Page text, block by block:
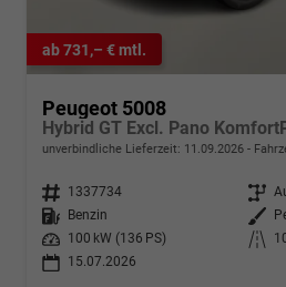
ab 731,– € mtl.
Peugeot 5008
Hybrid GT Excl. Pano
unverbindliche Lieferzeit: 11.09.2026
Fahrzeugnr. 1337734 Getriebe
Kraftstoff
Benzin Außenfarbe
Leistung
100 kW (136 PS) Kilometerstand
15.07.2026